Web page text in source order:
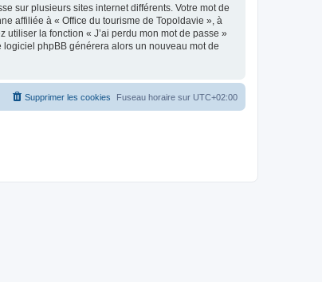
sur plusieurs sites internet différents. Votre mot de
affiliée à « Office du tourisme de Topoldavie », à
la fonction « J’ai perdu mon mot de passe »
phpBB générera alors un nouveau mot de
Fuseau horaire sur UTC+02:00
Supprimer les cookies